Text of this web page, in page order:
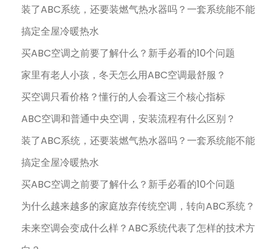
装了ABC系统，还要装燃气热水器吗？一套系统能不能
搞定全屋冷暖热水
买ABC空调之前要了解什么？新手必看的10个问题
家里有老人小孩，冬天怎么用ABC空调最舒服？
买空调只看价格？懂行的人会看这三个核心指标
ABC空调和普通中央空调，安装流程有什么区别？
装了ABC系统，还要装燃气热水器吗？一套系统能不能
搞定全屋冷暖热水
买ABC空调之前要了解什么？新手必看的10个问题
为什么越来越多的家庭放弃传统空调，转向ABC系统？
未来空调会变成什么样？ABC系统代表了怎样的技术方